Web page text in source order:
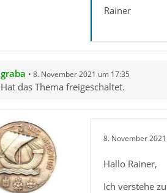
Rainer
graba 8. November 2021 um 17:35
Hat das Thema freigeschaltet.
8. November
Hallo Rainer,
Ich verstehe